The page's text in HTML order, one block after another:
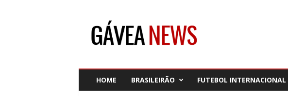
HOME BRASILEIRÃO FUTEBOL INTERNACIONAL